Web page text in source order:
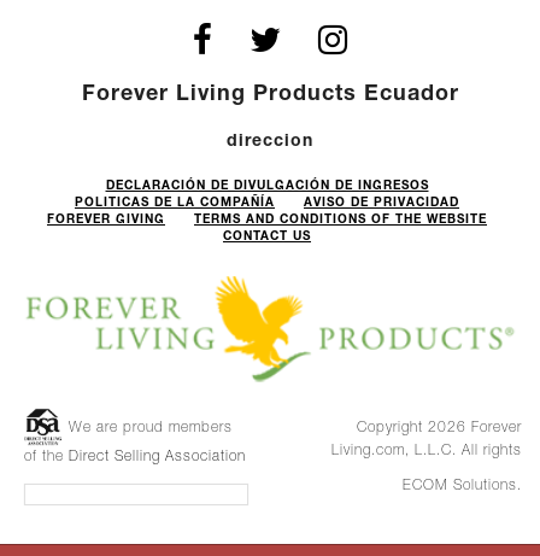
Forever Living Products Ecuador
direccion
DECLARACIÓN DE DIVULGACIÓN DE INGRESOS
POLITICAS DE LA COMPAÑÍA
AVISO DE PRIVACIDAD
FOREVER GIVING
TERMS AND CONDITIONS OF THE WEBSITE
CONTACT US
We are proud members
of the Direct Selling Association
Copyright 2026 Forever
Living.com, L.L.C. All rights
ECOM Solutions.